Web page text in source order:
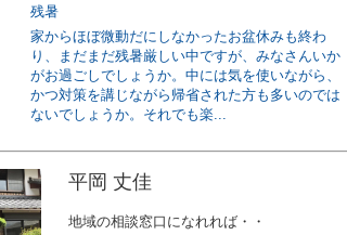
残暑
家からほぼ微動だにしなかったお盆休みも終わ
り、まだまだ残暑厳しい中ですが、みなさんいか
がお過ごしでしょうか。中には気を使いながら、
かつ対策を講じながら帰省された方も多いのでは
ないでしょうか。それでも楽...
平岡 丈佳
地域の相談窓口になれれば・・